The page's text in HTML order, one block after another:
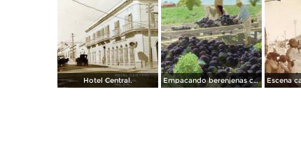
Hotel Central. Empacando berenjenas cerca de Mazatlan 1928